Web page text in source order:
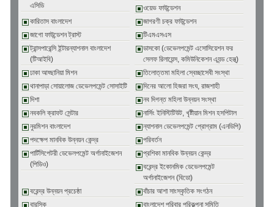
এসিডি
ওয়েভ ফাউন্ডেশন
কারিতাস বাংলাদেশ
জাগরণী চক্র ফাউন্ডেশন
জাগো ফাউন্ডেশন ট্রাস্ট
টিএমএসএস
ট্রান্সপারেন্সি ইন্টারন্যাশনাল বাংলাদেশ
(টিআইবি)
ডাসকো (ডেভেলপমেন্ট এসোসিয়েশন ফর
সেলফ রিলায়েন্স, কমিউনিকেশন এ্যন্ড হেল্থ্)
ঢাকা আহ্ছানিয়া মিশন
তিলোত্তমা মহিলা স্বেচ্ছাসেবী সংস্থা
থানাপাড়া সোয়ালোজ ডেভেলপমেন্ট সোসাইটি
দিনের আলো হিজরা সংঘ, রাজশাহী
দিশা
নব দিগন্ত মহিলা উন্নয়ন সংস্থা
নবকলি ক্রাফট সেন্টার
নার্সিং ইনিস্টিটিউট, খৃষ্টীয়ান মিশন হসপিটাল
নুরমিশন বাংলাদেশ
ন্যাশনাল ডেভেলপমেন্ট প্রোগ্রাম (এনডিপি)
পদক্ষেপ মানবিক উন্নয়ন কেন্দ্র
পরিবর্তন
পার্টিসিপেটরী ডেভেলপমেন্ট অর্গানাইজেশন
(পিডিও)
প্রশিকা মানবিক উন্নয়ন কেন্দ্র
বরেন্দ্র ইকোনমিক ডেভেলপমেন্ট
অর্গানাইজেশন (বিডো)
বরেন্দ্র উন্নয়ন প্রচেষ্ঠা
বাঁচার আশা সাংস্কৃতিক সংগঠন
বারসিক
বাংলাদেশ পরিবার পরিকল্পনা সমিতি